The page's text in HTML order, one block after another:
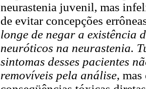
neurastenia juvenil, mas
de evitar concepções
longe de negar a existência
neuróticos na neurastenia.
sintomas desses pacientes
removíveis pela análise,